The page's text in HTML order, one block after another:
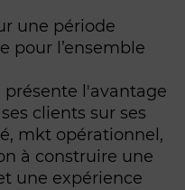
une période
pour l’ensemble
l'avantage
clients sur ses
mkt opérationnel,
à construire une
une expérience